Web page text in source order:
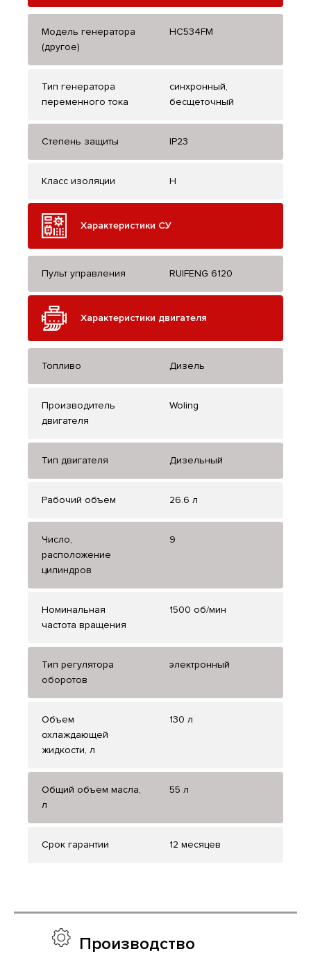
Модель генератора
(другое)
HC534FM
Тип генератора
переменного тока
синхронный,
бесщеточный
Степень защиты IP23
Класс изоляции H
Характеристики СУ
Пульт управления RUIFENG 6120
Характеристики двигателя
Топливо Дизель
Производитель
двигателя
Woling
Тип двигателя Дизельный
Рабочий объем 26.6 л
Число,
расположение
цилиндров
9
Номинальная
частота вращения
1500 об/мин
Тип регулятора
оборотов
электронный
Объем
охлаждающей
жидкости, л
130 л
Общий объем масла,
л
55 л
Срок гарантии 12 месяцев
Производство